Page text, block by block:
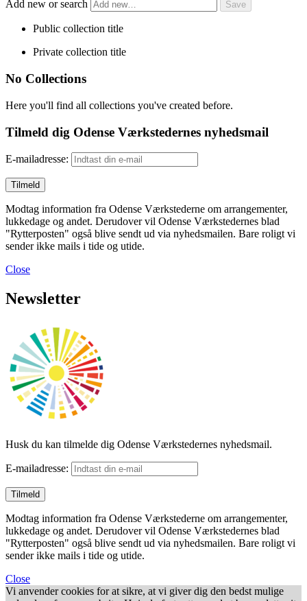
Add new or search
Public collection title
Private collection title
No Collections
Here you'll find all collections you've created before.
Tilmeld dig Odense Værkstedernes nyhedsmail
E-mailadresse:
Modtag information fra Odense Værkstederne om arrangementer,
lukkedage og andet. Derudover vil Odense Værkstedernes blad
"Rytterposten" også blive sendt ud via nyhedsmailen. Bare roligt vi
sender ikke mails i tide og utide.
Close
Newsletter
Husk du kan tilmelde dig Odense Værkstedernes nyhedsmail.
E-mailadresse:
Modtag information fra Odense Værkstederne om arrangementer,
lukkedage og andet. Derudover vil Odense Værkstedernes blad
"Rytterposten" også blive sendt ud via nyhedsmailen. Bare roligt vi
sender ikke mails i tide og utide.
Close
Vi anvender cookies for at sikre, at vi giver dig den bedst mulige